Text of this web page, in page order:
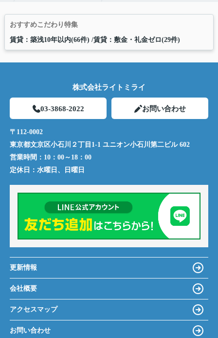
おすすめこだわり特集
賃貸：築浅10年以内(66件) 賃貸：敷金・礼金ゼロ(29件)
株式会社ライトミライ
03-3868-2022 お問い合わせ
〒112-0002
東京都文京区小石川２丁目1-1 ユニオン小石川第二ビル 602
営業時間： 10：00～18：00
定休日： 水曜日、日曜日
更新情報
会社概要
アクセスマップ
お問い合わせ